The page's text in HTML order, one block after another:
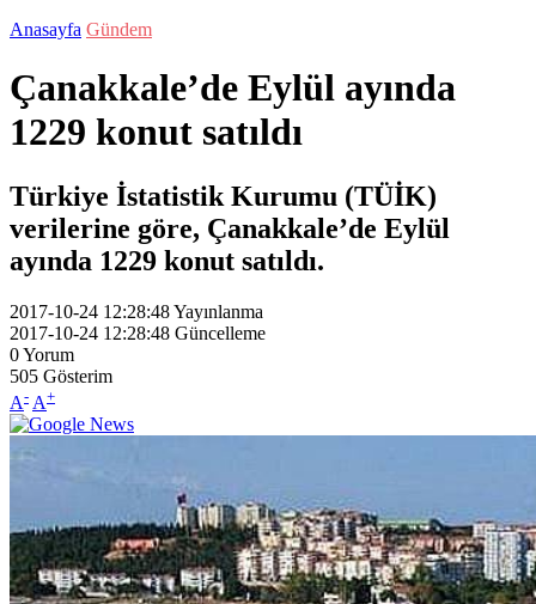
Anasayfa Gündem
Çanakkale’de Eylül ayında
1229 konut satıldı
Türkiye İstatistik Kurumu (TÜİK)
verilerine göre, Çanakkale’de Eylül
ayında 1229 konut satıldı.
2017-10-24 12:28:48Yayınlanma
2017-10-24 12:28:48 Güncelleme
0Yorum
505 Gösterim
A- A+